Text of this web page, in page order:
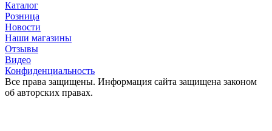
Каталог
Розница
Новости
Наши магазины
Отзывы
Видео
Конфиденциальность
Все права защищены. Информация сайта защищена законом
об авторских правах.